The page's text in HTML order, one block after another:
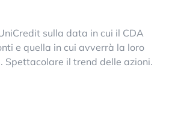
sulla data in cui il CDA
e quella in cui avverrà la loro
Spettacolare il trend delle azioni.